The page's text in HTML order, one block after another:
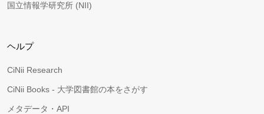
国立情報学研究所 (NII)
ヘルプ
CiNii Research
CiNii Books - 大学図書館の本をさがす
メタデータ・API